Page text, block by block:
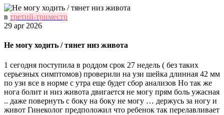
в третий-триместр
29 apr 2026
Не могу ходить / тянет низ живота
1 сегодня поступила в роддом срок 27 недель ( без таких
серьезных симптомов) проверили на узи шейка длинная 42 мм
по узи все в норме с утра еще будет сбор анализов Но так же
нога болит и низ живота двигается не могу прям боль ужасная
.. даже повернуть с боку на боку не могу … держусь за ногу и
живот Гинеколог предположил что ребенок так перелавливает